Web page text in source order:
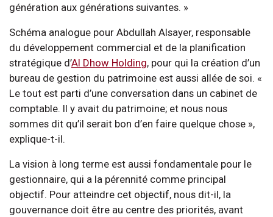
génération aux générations suivantes. »
Schéma analogue pour Abdullah Alsayer, responsable
du développement commercial et de la planification
stratégique d’Al Dhow Holding, pour qui la création d’un
bureau de gestion du patrimoine est aussi allée de soi. «
Le tout est parti d’une conversation dans un cabinet de
comptable. Il y avait du patrimoine; et nous nous
sommes dit qu’il serait bon d’en faire quelque chose »,
explique-t-il.
La vision à long terme est aussi fondamentale pour le
gestionnaire, qui a la pérennité comme principal
objectif. Pour atteindre cet objectif, nous dit-il, la
gouvernance doit être au centre des priorités, avant